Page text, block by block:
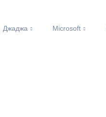
Джаджа Microsoft